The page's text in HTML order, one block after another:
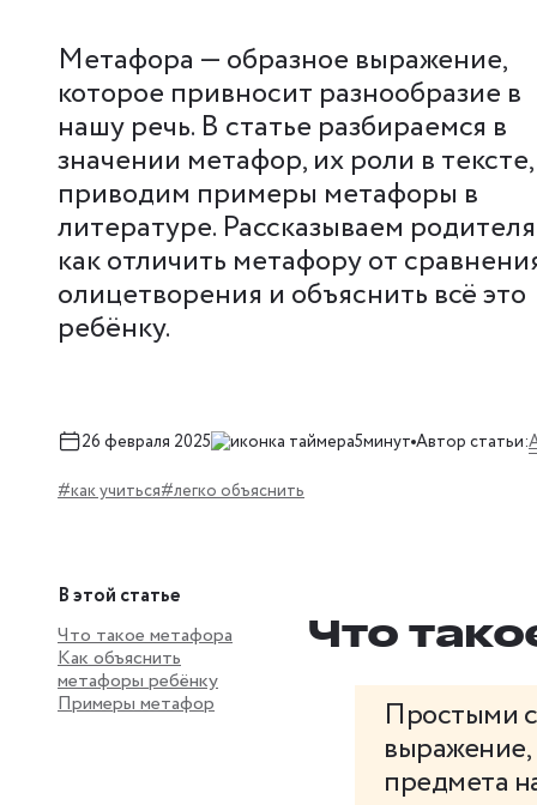
Метафора — образное выражение,
которое привносит разнообразие в
нашу речь. В статье разбираемся в
значении метафор, их роли в тексте,
приводим примеры метафоры в
литературе. Рассказываем
как отличить метафору от
олицетворения и объяснить всё это
ребёнку.
26 февраля 2025 5минут Автор статьи:
#как учиться#легко объяснить
В этой статье
Что такое метафора
Как объяснить
метафоры ребёнку
Примеры метафор
Что
Простыми
выражение,
предмета